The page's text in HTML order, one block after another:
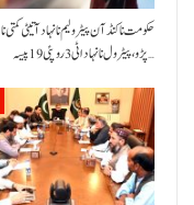
حکومت نا کنڈ آن پیٹرولیم نا نہاد آتیٹی کمتی نا
پڑو،پیٹرول نا نہاد اٹی 3 روپئی 19 پیسہ…